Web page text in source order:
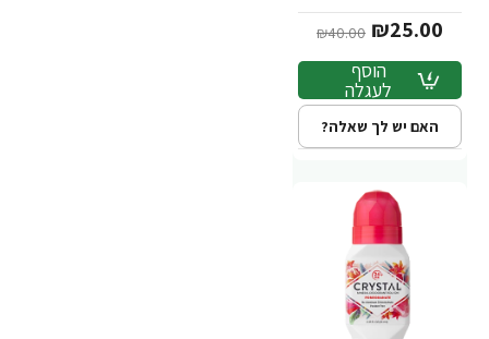
Crystal Body
₪25.00
₪40.00
הוסף
לעגלה
האם יש לך שאלה?